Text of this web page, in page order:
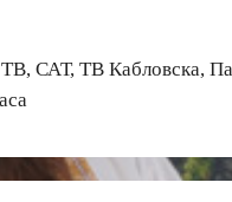
САТ, ТВ Кабловска,